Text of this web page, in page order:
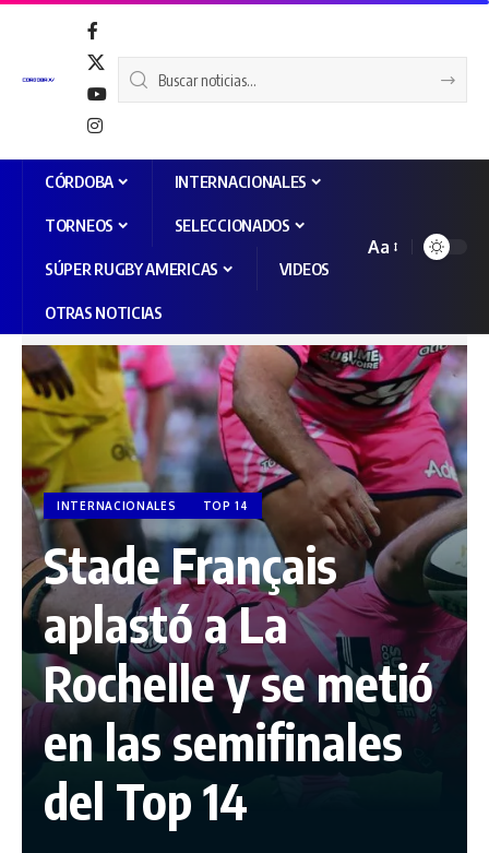
CÓRDOBA INTERNACIONALES
TORNEOS SELECCIONADOS
SÚPER RUGBY AMERICAS VIDEOS
OTRAS NOTICIAS
Aa
INTERNACIONALES TOP 14
Stade Français
aplastó a La
Rochelle y se metió
en las semifinales
del Top 14